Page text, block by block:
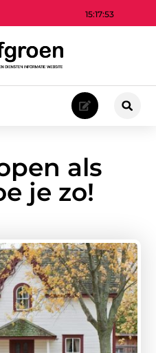
15:17:54
als
je zo!